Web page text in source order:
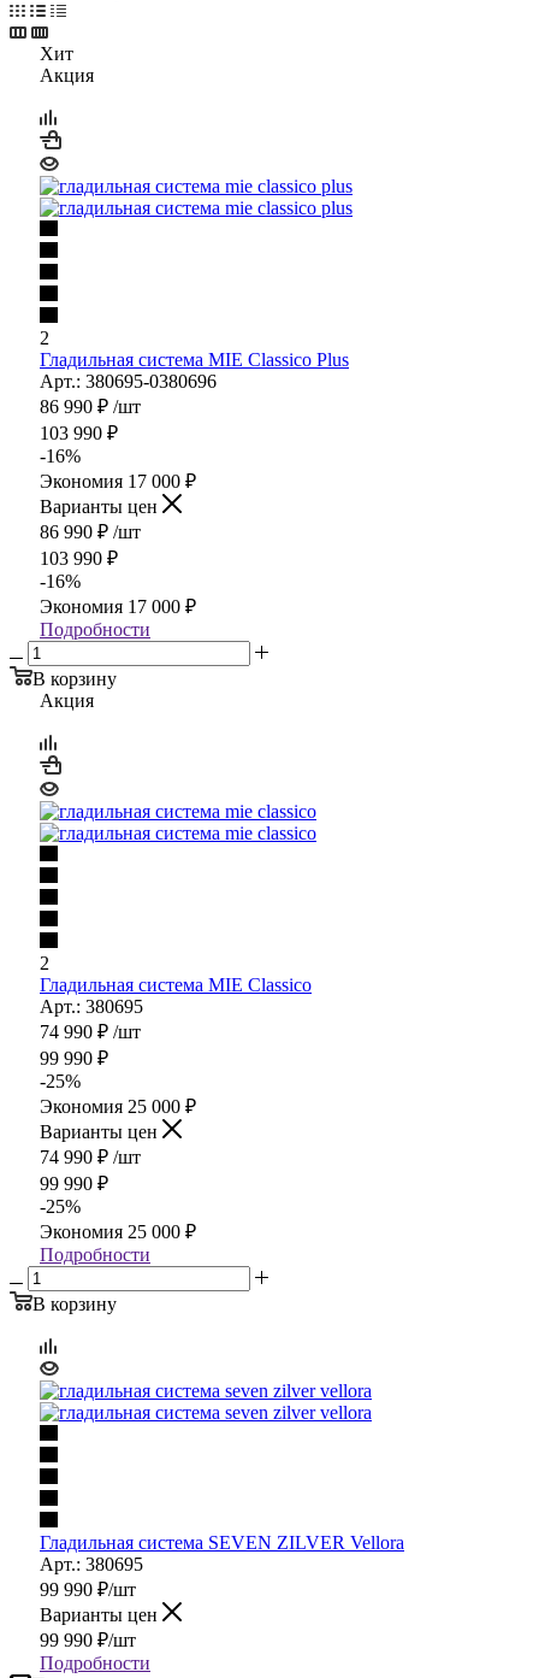
Хит
Акция
2
Гладильная система MIE Classico Plus
Арт.: 380695-0380696
86 990 ₽ /шт
103 990 ₽
-16%
Экономия 17 000 ₽
Варианты цен
86 990 ₽ /шт
103 990 ₽
-16%
Экономия 17 000 ₽
Подробности
В корзину
Акция
2
Гладильная система MIE Classico
Арт.: 380695
74 990 ₽ /шт
99 990 ₽
-25%
Экономия 25 000 ₽
Варианты цен
74 990 ₽ /шт
99 990 ₽
-25%
Экономия 25 000 ₽
Подробности
В корзину
Гладильная система SEVEN ZILVER Vellora
Арт.: 380695
99 990 ₽/шт
Варианты цен
99 990 ₽/шт
Подробности